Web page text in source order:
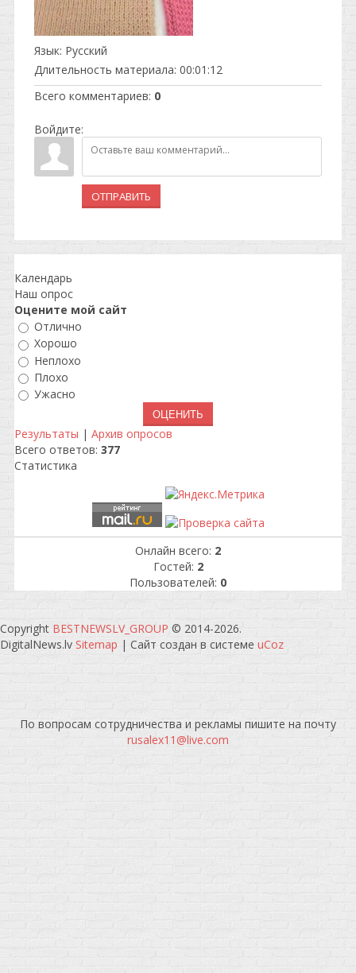
Язык: Русский
Длительность материала: 00:01:12
Всего комментариев: 0
Войдите:
ОТПРАВИТЬ
Календарь
Наш опрос
Оцените мой сайт
Отлично
Хорошо
Неплохо
Плохо
Ужасно
Результаты | Архив опросов
Всего ответов: 377
Статистика
Онлайн всего: 2
Гостей: 2
Пользователей: 0
Copyright BESTNEWSLV_GROUP © 2014-2026.
DigitalNews.lv Sitemap | Сайт создан в системе uCoz
По вопросам сотрудничества и рекламы пишите на почту
rusalex11@live.com